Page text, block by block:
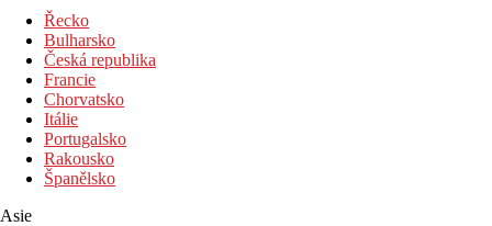
0 m
Centrum města
1 km
Aquapark
Pláž
Lehátka a slunečníky na pláži zdarma
Řecko
Bulharsko
Česká republika
Francie
Chorvatsko
Itálie
Portugalsko
Rakousko
Španělsko
Asie